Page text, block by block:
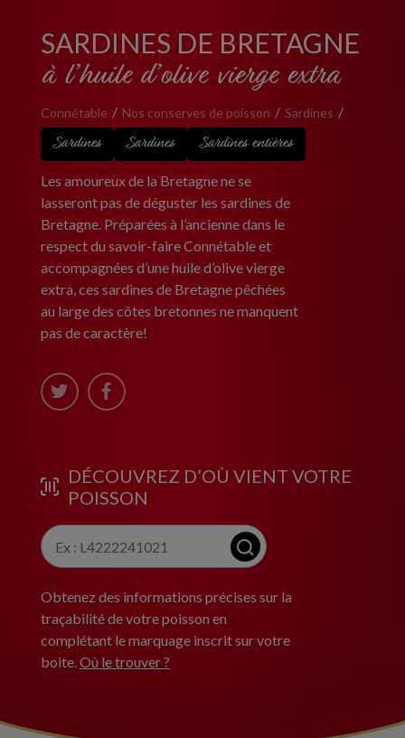
SARDINES DE BRETAGNE
à l’huile d’olive vierge extra
Connétable Nos conserves de poisson Sardines
Sardines Sardines Sardines entières
Les amoureux de la Bretagne ne se
lasseront pas de déguster les sardines de
Bretagne. Préparées à l’ancienne dans le
respect du savoir-faire Connétable et
accompagnées d’une huile d’olive vierge
extra, ces sardines de Bretagne pêchées
au large des côtes bretonnes ne manquent
pas de caractère!
DÉCOUVREZ D’OÙ VIENT VOTRE
POISSON
Obtenez des informations précises sur la
traçabilité de votre poisson en
complétant le marquage inscrit sur votre
boite.Où le trouver ?